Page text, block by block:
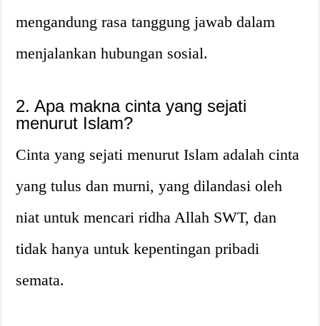
mengandung rasa tanggung jawab dalam
menjalankan hubungan sosial.
2. Apa makna cinta yang sejati
menurut Islam?
Cinta yang sejati menurut Islam adalah cinta
yang tulus dan murni, yang dilandasi oleh
niat untuk mencari ridha Allah SWT, dan
tidak hanya untuk kepentingan pribadi
semata.